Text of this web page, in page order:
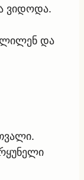
ვიდოდა.
და